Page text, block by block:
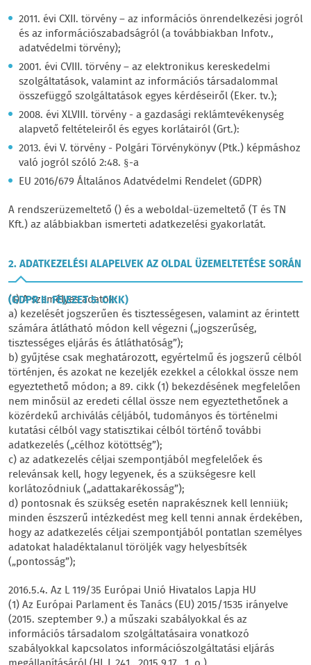
2011. évi CXII. törvény – az információs önrendelkezési jogról
és az információszabadságról (a továbbiakban Infotv.,
adatvédelmi törvény);
2001. évi CVIII. törvény – az elektronikus kereskedelmi
szolgáltatások, valamint az információs társadalommal
összefüggő szolgáltatások egyes kérdéseiről (Eker. tv.);
2008. évi XLVIII. törvény - a gazdasági reklámtevékenység
alapvető feltételeiről és egyes korlátairól (Grt.):
2013. évi V. törvény - Polgári Törvénykönyv (Ptk.) képmáshoz
való jogról szóló 2:48. §-a
EU 2016/679 Általános Adatvédelmi Rendelet (GDPR)
A rendszerüzemeltető () és a weboldal-üzemeltető (T és TN
Kft.) az alábbiakban ismerteti adatkezelési gyakorlatát.
2. ADATKEZELÉSI ALAPELVEK AZ OLDAL ÜZEMELTETÉSE SORÁN
(GDPR II. FEJEZET 5. CIKK)
(1) A személyes adatok:
a) kezelését jogszerűen és tisztességesen, valamint az érintett
számára átlátható módon kell végezni („jogszerűség,
tisztességes eljárás és átláthatóság”);
b) gyűjtése csak meghatározott, egyértelmű és jogszerű célból
történjen, és azokat ne kezeljék ezekkel a célokkal össze nem
egyeztethető módon; a 89. cikk (1) bekezdésének megfelelően
nem minősül az eredeti céllal össze nem egyeztethetőnek a
közérdekű archiválás céljából, tudományos és történelmi
kutatási célból vagy statisztikai célból történő további
adatkezelés („célhoz kötöttség”);
c) az adatkezelés céljai szempontjából megfelelőek és
relevánsak kell, hogy legyenek, és a szükségesre kell
korlátozódniuk („adattakarékosság”);
d) pontosnak és szükség esetén naprakésznek kell lenniük;
minden észszerű intézkedést meg kell tenni annak érdekében,
hogy az adatkezelés céljai szempontjából pontatlan személyes
adatokat haladéktalanul töröljék vagy helyesbítsék
(„pontosság”);
2016.5.4. Az L 119/35 Európai Unió Hivatalos Lapja HU
(1) Az Európai Parlament és Tanács (EU) 2015/1535 irányelve
(2015. szeptember 9.) a műszaki szabályokkal és az
információs társadalom szolgáltatásaira vonatkozó
szabályokkal kapcsolatos információszolgáltatási eljárás